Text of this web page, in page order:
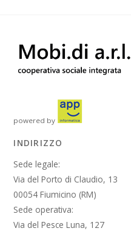
powered by
INDIRIZZO
Sede legale:
Via del Porto di Claudio, 13
00054 Fiumicino (RM)
Sede operativa:
Via del Pesce Luna, 127